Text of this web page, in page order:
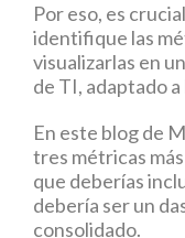
Por eso, es
identifique las
visualizarlas en
de TI, adaptado
En este blog de
tres métricas
que deberías
debería ser un
consolidado.